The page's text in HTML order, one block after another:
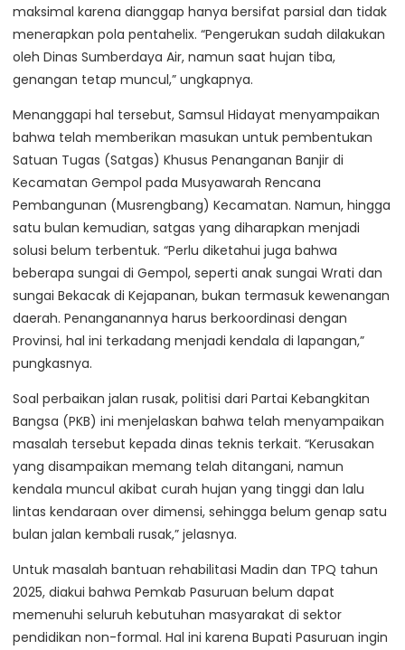
maksimal karena dianggap hanya bersifat parsial dan tidak
menerapkan pola pentahelix. “Pengerukan sudah dilakukan
oleh Dinas Sumberdaya Air, namun saat hujan tiba,
genangan tetap muncul,” ungkapnya.
Menanggapi hal tersebut, Samsul Hidayat menyampaikan
bahwa telah memberikan masukan untuk pembentukan
Satuan Tugas (Satgas) Khusus Penanganan Banjir di
Kecamatan Gempol pada Musyawarah Rencana
Pembangunan (Musrengbang) Kecamatan. Namun, hingga
satu bulan kemudian, satgas yang diharapkan menjadi
solusi belum terbentuk. “Perlu diketahui juga bahwa
beberapa sungai di Gempol, seperti anak sungai Wrati dan
sungai Bekacak di Kejapanan, bukan termasuk kewenangan
daerah. Penanganannya harus berkoordinasi dengan
Provinsi, hal ini terkadang menjadi kendala di lapangan,”
pungkasnya.
Soal perbaikan jalan rusak, politisi dari Partai Kebangkitan
Bangsa (PKB) ini menjelaskan bahwa telah menyampaikan
masalah tersebut kepada dinas teknis terkait. “Kerusakan
yang disampaikan memang telah ditangani, namun
kendala muncul akibat curah hujan yang tinggi dan lalu
lintas kendaraan over dimensi, sehingga belum genap satu
bulan jalan kembali rusak,” jelasnya.
Untuk masalah bantuan rehabilitasi Madin dan TPQ tahun
2025, diakui bahwa Pemkab Pasuruan belum dapat
memenuhi seluruh kebutuhan masyarakat di sektor
pendidikan non-formal. Hal ini karena Bupati Pasuruan ingin